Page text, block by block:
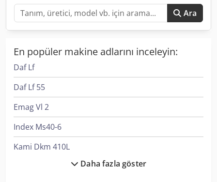
Ara
En popüler makine adlarını inceleyin:
Daf Lf
Daf Lf 55
Emag Vl 2
Index Ms40-6
Kami Dkm 410L
Daha fazla göster